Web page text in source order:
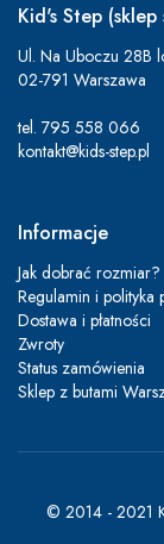
Kid's Step
Ul. Na Uboczu 28B
02-791 Warszawa
tel. 795 558 066
kontakt@kids-step.pl
Informacje
Jak dobrać rozmiar?
Regulamin i polityka
Dostawa i płatności
Zwroty
Status zamówienia
Sklep z butami
© 2014 - 2021